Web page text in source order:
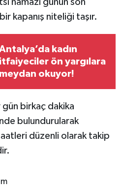
namazı günün son
kapanış niteliği taşır.
kadın
itfaiyeciler ön yargılara
meydan okuyor!
birkaç dakika
bulundurularak
düzenli olarak takip